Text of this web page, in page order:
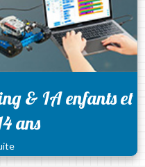
& IA enfants et
ans